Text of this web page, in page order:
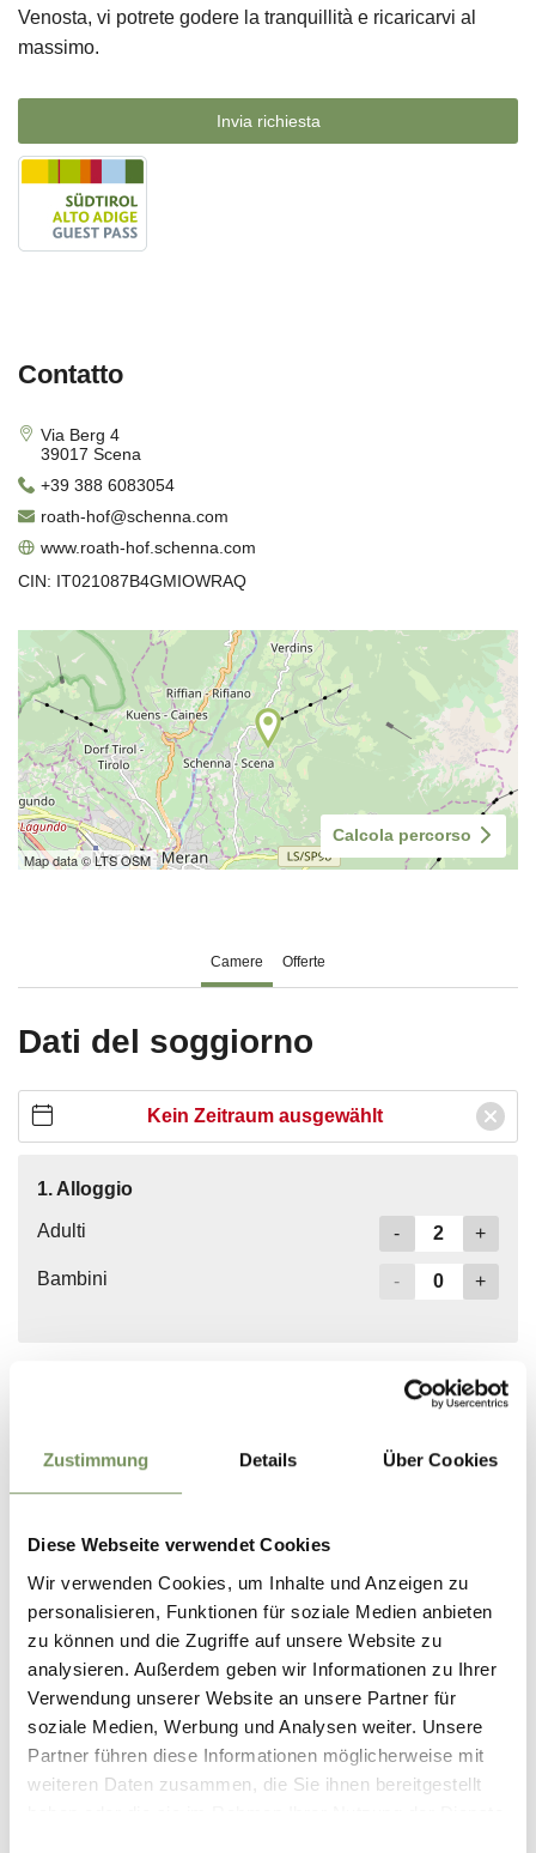
Zustimmung Details Über Cookies
Diese Webseite verwendet Cookies
Wir verwenden Cookies, um Inhalte und Anzeigen zu
personalisieren, Funktionen für soziale Medien anbieten
zu können und die Zugriffe auf unsere Website zu
analysieren. Außerdem geben wir Informationen zu Ihrer
Verwendung unserer Website an unsere Partner für
soziale Medien, Werbung und Analysen weiter. Unsere
Partner führen diese Informationen möglicherweise mit
weiteren Daten zusammen, die Sie ihnen bereitgestellt